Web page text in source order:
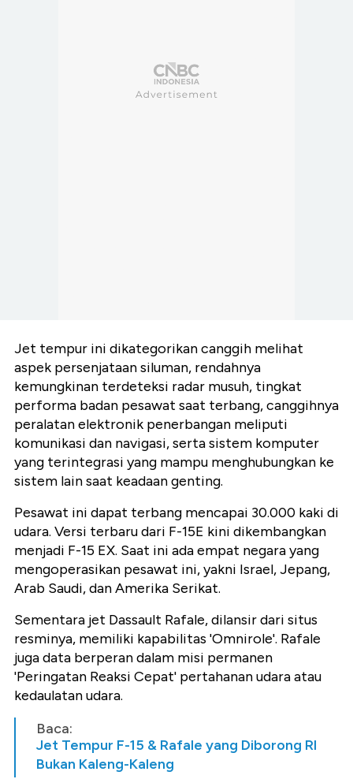
Jet tempur ini dikategorikan canggih melihat
aspek persenjataan siluman, rendahnya
kemungkinan terdeteksi radar musuh, tingkat
performa badan pesawat saat terbang, canggihnya
peralatan elektronik penerbangan meliputi
komunikasi dan navigasi, serta sistem komputer
yang terintegrasi yang mampu menghubungkan ke
sistem lain saat keadaan genting.
Pesawat ini dapat terbang mencapai 30.000 kaki di
udara. Versi terbaru dari F-15E kini dikembangkan
menjadi F-15 EX. Saat ini ada empat negara yang
mengoperasikan pesawat ini, yakni Israel, Jepang,
Arab Saudi, dan Amerika Serikat.
Sementara jet Dassault Rafale, dilansir dari situs
resminya, memiliki kapabilitas 'Omnirole'. Rafale
juga data berperan dalam misi permanen
'Peringatan Reaksi Cepat' pertahanan udara atau
kedaulatan udara.
Baca:
Jet Tempur F-15 & Rafale yang Diborong RI
Bukan Kaleng-Kaleng